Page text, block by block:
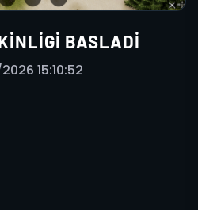
BASLADI
15:10:52